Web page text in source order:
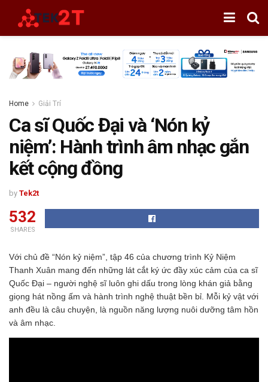
Home Giải Trí
Ca sĩ Quốc Đại và ‘Nón kỷ
niệm’: Hành trình âm nhạc gắn
kết cộng đồng
by Tek2t
532
SHARES
Với chủ đề “Nón kỷ niệm”, tập 46 của chương trình Kỷ Niệm
Thanh Xuân mang đến những lát cắt ký ức đầy xúc cảm của ca sĩ
Quốc Đại – người nghệ sĩ luôn ghi dấu trong lòng khán giả bằng
giọng hát nồng ấm và hành trình nghệ thuật bền bỉ. Mỗi kỷ vật với
anh đều là câu chuyện, là nguồn năng lượng nuôi dưỡng tâm hồn
và âm nhạc.